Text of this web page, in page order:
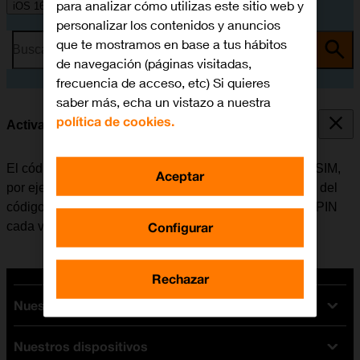
iOS 16.0
Busca por problema o tema
Activar o desactivar el uso del código PIN
El código PIN evita que otros puedan utilizar la tarjeta SIM,
por ejemplo, en caso de robo del móvil. Cuando el uso del
código PIN está activado, se debe introducir el código PIN
cada vez que se enciende el móvil.
Nuestras tarifas
Tarifas Orange
Nuestros dispositivos
para analizar cómo utilizas este sitio web y
personalizar los contenidos y anuncios
que te mostramos en base a tus hábitos
de navegación (páginas visitadas,
frecuencia de acceso, etc) Si quieres
saber más, echa un vistazo a nuestra
política de cookies.
Configurar
Rechazar
Aceptar